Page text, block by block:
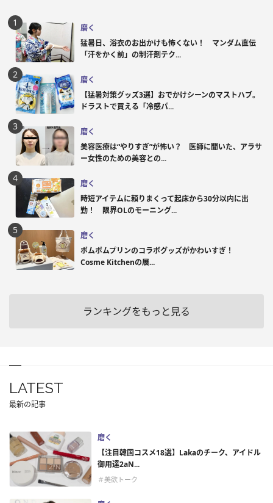
磨く
猛暑日、浴衣のお出かけも怖くない！ マンダム直伝
「汗をかく前」の制汗剤テク...
磨く
【猛暑対策グッズ3選】おでかけシーンのマストハブ。
ドラストで買える「冷感パ...
磨く
美容医療は“やりすぎ”が怖い？ 医師に聞いた、アラサ
ー女性のための美容との...
磨く
時短アイテムに頼りまくって起床から30分以内に出
勤！ 限界OLのモーニング...
磨く
ポムポムプリンのコラボグッズがかわいすぎ！
Cosme Kitchenの展...
ランキングをもっと見る
LATEST
最新の記事
磨く
【注目韓国コスメ18選】Lakaのチーク、アイドル
御用達2aN...
＃美欲トーク